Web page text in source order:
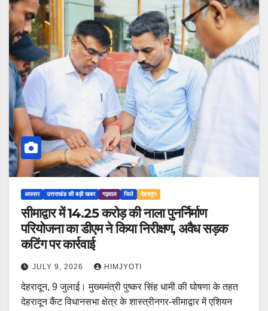
अफसर उत्तराखंड की बड़ी खबर गढ़वाल जिले देहरादून
सीमाद्वार में 14.25 करोड़ की नाला पुनर्निर्माण
परियोजना का डीएम ने किया निरीक्षण, अवैध सड़क
कटिंग पर कार्रवाई
JULY 9, 2026 HIMJYOTI
देहरादून, 9 जुलाई। मुख्यमंत्री पुष्कर सिंह धामी की घोषणा के तहत
देहरादून कैंट विधानसभा क्षेत्र के शास्त्रीनगर-सीमाद्वार में एशियन